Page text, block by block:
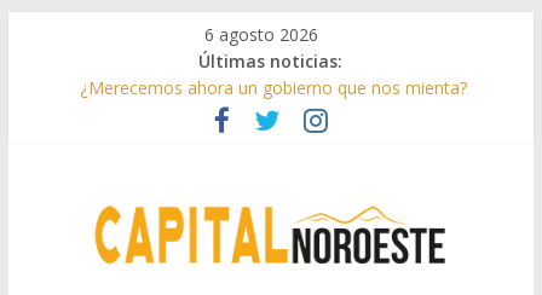
6 agosto 2026
Últimas noticias:
¿Merecemos ahora un gobierno que nos mienta?
Aprovechando el último verano
Infantino toma partido